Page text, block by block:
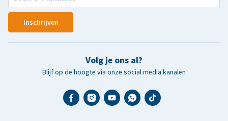
Inschrijven
Volg je ons al?
Blijf op de hoogte via onze social media kanalen